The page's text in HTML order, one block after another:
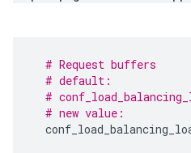
# Request buffers
# default:
#
# new value: